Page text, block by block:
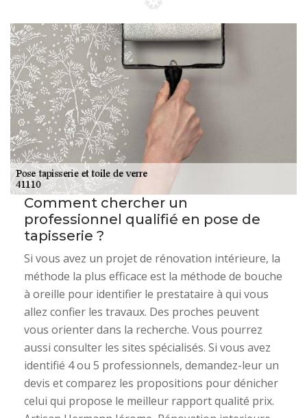
Comment chercher un
professionnel qualifié en pose de
tapisserie ?
Si vous avez un projet de rénovation intérieure, la
méthode la plus efficace est la méthode de bouche
à oreille pour identifier le prestataire à qui vous
allez confier les travaux. Des proches peuvent
vous orienter dans la recherche. Vous pourrez
aussi consulter les sites spécialisés. Si vous avez
identifié 4 ou 5 professionnels, demandez-leur un
devis et comparez les propositions pour dénicher
celui qui propose le meilleur rapport qualité prix.